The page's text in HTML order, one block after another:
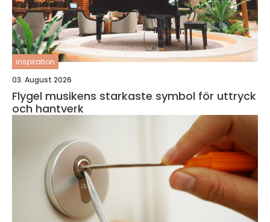
inspiration
03. August 2026
Flygel musikens starkaste symbol för uttryck
och hantverk